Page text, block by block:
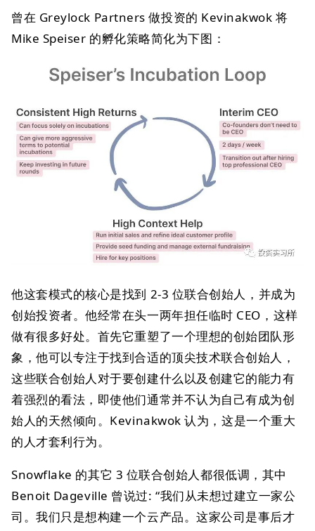
曾在 Greylock Partners 做投资的 Kevinakwok 将
Mike Speiser 的孵化策略简化为下图：
他这套模式的核心是找到 2-3 位联合创始人，并成为
创始投资者。他经常在头一两年担任临时 CEO，这样
做有很多好处。首先它重塑了一个理想的创始团队形
象，他可以专注于找到合适的顶尖技术联合创始人，
这些联合创始人对于要创建什么以及创建它的能力有
着强烈的看法，即使他们通常并不认为自己有成为创
始人的天然倾向。Kevinakwok 认为，这是一个重大
的人才套利行为。
Snowflake 的其它 3 位联合创始人都很低调，其中
Benoit Dageville 曾说过: “我们从未想过建立一家公
司。我们只是想构建一个云产品。这家公司是事后才